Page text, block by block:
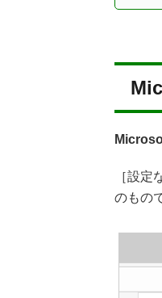
［設
のもの